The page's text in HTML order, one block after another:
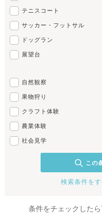
テニスコート
サッカー・フットサル
ドッグラン
展望台
自然観察
果物狩り
クラフト体験
農業体験
社会見学
この
検索条件を
条件をチェックした